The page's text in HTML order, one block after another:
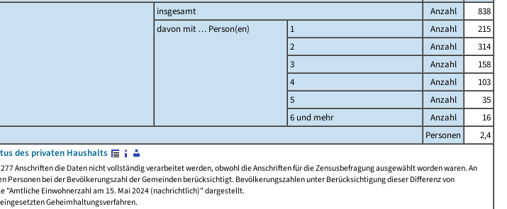
insgesamt Anzahl
838
davon mit … Person(en)
1 Anzahl
215
2
Anzahl
314
3
Anzahl
158
4
Anzahl
103
5
Anzahl
35
6 und mehr
Anzahl
16
Personen
2,4
des privaten Haushalts
Anschriften die Daten nicht vollständig verarbeitet werden, obwohl die Anschriften für die Zensusbefragung ausgewählt worden waren. An
Personen bei der Bevölkerungszahl der Gemeinden berücksichtigt. Bevölkerungszahlen unter Berücksichtigung dieser Differenz von
"Amtliche Einwohnerzahl am 15. Mai 2024 (nachrichtlich)" dargestellt.
Geheimhaltungsverfahren.